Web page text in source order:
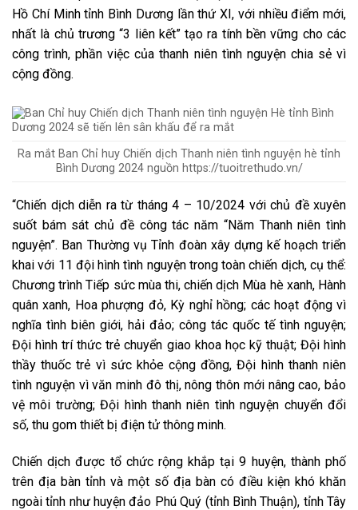
Hồ Chí Minh tỉnh Bình Dương lần thứ XI, với nhiều điểm mới,
nhất là chủ trương “3 liên kết” tạo ra tính bền vững cho các
công trình, phần việc của thanh niên tình nguyện chia sẻ vì
cộng đồng.
Ra mắt Ban Chỉ huy Chiến dịch Thanh niên tình nguyện hè tỉnh
Bình Dương 2024 nguồn https://tuoitrethudo.vn/
“Chiến dịch diễn ra từ tháng 4 – 10/2024 với chủ đề xuyên
suốt bám sát chủ đề công tác năm “Năm Thanh niên tình
nguyện”. Ban Thường vụ Tỉnh đoàn xây dựng kế hoạch triển
khai với 11 đội hình tình nguyện trong toàn chiến dịch, cụ thể:
Chương trình Tiếp sức mùa thi, chiến dịch Mùa hè xanh, Hành
quân xanh, Hoa phượng đỏ, Kỳ nghỉ hồng; các hoạt động vì
nghĩa tình biên giới, hải đảo; công tác quốc tế tình nguyện;
Đội hình trí thức trẻ chuyển giao khoa học kỹ thuật; Đội hình
thầy thuốc trẻ vì sức khỏe cộng đồng, Đội hình thanh niên
tình nguyện vì văn minh đô thị, nông thôn mới nâng cao, bảo
vệ môi trường; Đội hình thanh niên tình nguyện chuyển đổi
số, thu gom thiết bị điện tử thông minh.
Chiến dịch được tổ chức rộng khắp tại 9 huyện, thành phố
trên địa bàn tỉnh và một số địa bàn có điều kiện khó khăn
ngoài tỉnh như huyện đảo Phú Quý (tỉnh Bình Thuận), tỉnh Tây